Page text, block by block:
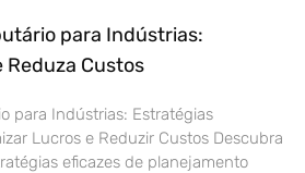
para Indústrias:
Reduza Custos
para Indústrias: Estratégias
Lucros e Reduzir Custos Descubra
eficazes de planejamento